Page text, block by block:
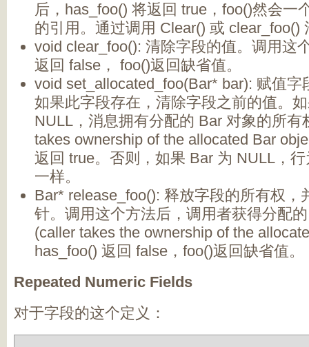
后，has_foo() 将返回 true，foo()然会一
的引用。通过调用 Clear() 或 clear_foo()
void clear_foo(): 清除字段的值。调用这
返回 false， foo()返回缺省值。
void set_allocated_foo(Bar* bar): 赋值
如果此字段存在，清除字段之前的值。
NULL，消息拥有分配的 Bar 对象的所有
takes ownership of the allocated Bar
返回 true。否则，如果 Bar 为 NULL，
一样。
Bar* release_foo(): 释放字段的所有权，
针。调用这个方法后，调用者获得分配
(caller takes the ownership of the
has_foo() 返回 false，foo()返回缺省值。
Repeated Numeric Fields
对于字段的这个定义：